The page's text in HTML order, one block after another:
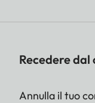
Recedere
Annulla il tuo